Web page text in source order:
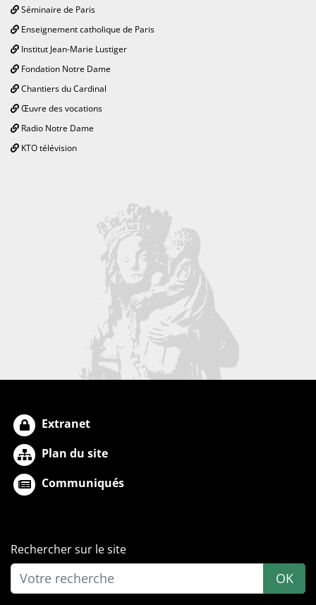
Séminaire de Paris
Enseignement catholique de Paris
Institut Jean-Marie Lustiger
Fondation Notre Dame
Chantiers du Cardinal
Œuvre des vocations
Radio Notre Dame
KTO télévision
Extranet
Plan du site
Communiqués
Rechercher sur le site
OK